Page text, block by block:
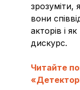
зрозуміти,
вони
акторів і
дискурс.
Читайте